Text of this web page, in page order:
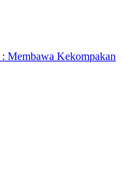
Membawa Kekompakan